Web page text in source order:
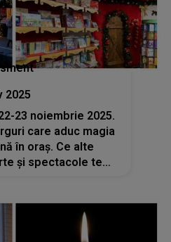
2025
23 noiembrie 2025.
care aduc magia
în oraș. Ce alte
și spectacole te